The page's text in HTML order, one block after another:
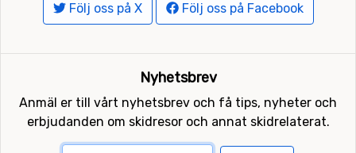
Följ oss på X Följ oss på Facebook
Nyhetsbrev
Anmäl er till vårt nyhetsbrev och få tips, nyheter och
erbjudanden om skidresor och annat skidrelaterat.